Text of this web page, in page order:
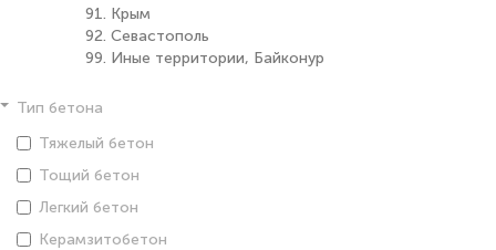
91. Крым
92. Севастополь
99. Иные территории, Байконур
Тип бетона
Тяжелый бетон
Тощий бетон
Легкий бетон
Керамзитобетон